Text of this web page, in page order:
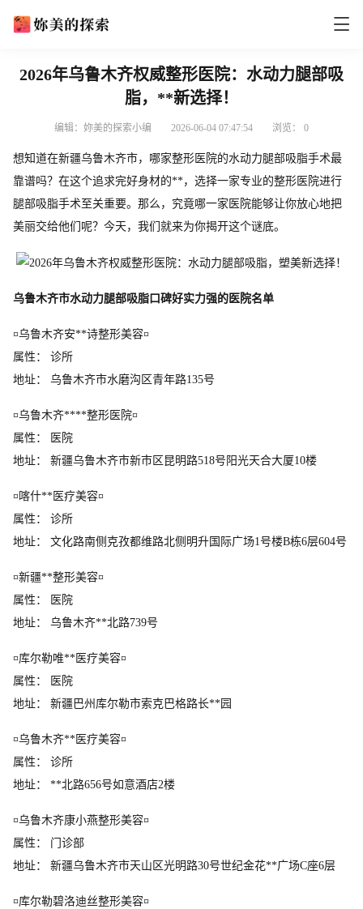
2026年乌鲁木齐权威整形医院：水动力腿部吸
脂，**新选择！
编辑：妳美的探索小编 2026-06-04 07:47:54 浏览： 0
想知道在新疆乌鲁木齐市，哪家整形医院的水动力腿部吸脂手术最
靠谱吗？在这个追求完好身材的**，选择一家专业的整形医院进行
腿部吸脂手术至关重要。那么，究竟哪一家医院能够让你放心地把
美丽交给他们呢？今天，我们就来为你揭开这个谜底。
乌鲁木齐市水动力腿部吸脂口碑好实力强的医院名单
¤乌鲁木齐安**诗整形美容¤
属性： 诊所
地址： 乌鲁木齐市水磨沟区青年路135号
¤乌鲁木齐****整形医院¤
属性： 医院
地址： 新疆乌鲁木齐市新市区昆明路518号阳光天合大厦10楼
¤喀什**医疗美容¤
属性： 诊所
地址： 文化路南侧克孜都维路北侧明升国际广场1号楼B栋6层604号
¤新疆**整形美容¤
属性： 医院
地址： 乌鲁木齐**北路739号
¤库尔勒唯**医疗美容¤
属性： 医院
地址： 新疆巴州库尔勒市索克巴格路长**园
¤乌鲁木齐**医疗美容¤
属性： 诊所
地址： **北路656号如意酒店2楼
¤乌鲁木齐康小燕整形美容¤
属性： 门诊部
地址： 新疆乌鲁木齐市天山区光明路30号世纪金花**广场C座6层
¤库尔勒碧洛迪丝整形美容¤